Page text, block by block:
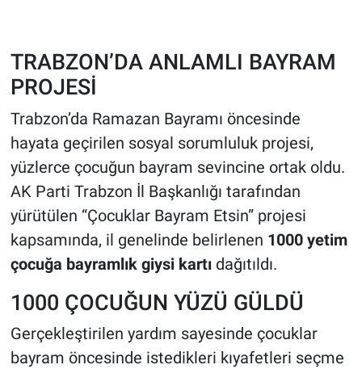
TRABZON’DA ANLAMLI BAYRAM
PROJESİ
Trabzon’da Ramazan Bayramı öncesinde
hayata geçirilen sosyal sorumluluk projesi,
yüzlerce çocuğun bayram sevincine ortak oldu.
AK Parti Trabzon İl Başkanlığı tarafından
yürütülen “Çocuklar Bayram Etsin” projesi
kapsamında, il genelinde belirlenen 1000 yetim
çocuğa bayramlık giysi kartıdağıtıldı.
1000 ÇOCUĞUN YÜZÜ GÜLDÜ
Gerçekleştirilen yardım sayesinde çocuklar
bayram öncesinde istedikleri kıyafetleri seçme
EĞİTİM
ÇEVRE
HABERDE İNSAN
POLİTİKA
SPOR
MAGAZİN
Bilim, Teknoloji